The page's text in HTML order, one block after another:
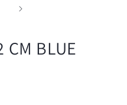
CM BLUE